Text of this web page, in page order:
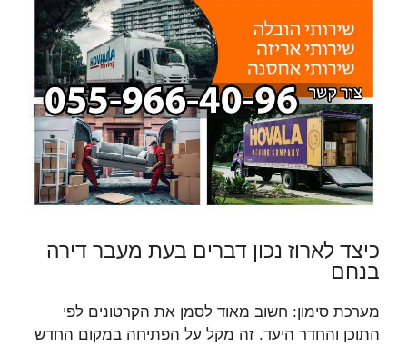
כיצד לארוז נכון דברים בעת מעבר דירה
בנחם
מערכת סימון: חשוב מאוד לסמן את הקרטונים לפי
התוכן והחדר היעד. זה מקל על הפתיחה במקום החדש